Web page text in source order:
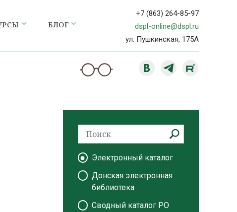
БЛОГ
+7 (863) 264-85-97
dspl-online@dspl.ru
ул. Пушкинская, 175А
Электронный каталог
Донская электронная
библиотека
Сводный каталог РО